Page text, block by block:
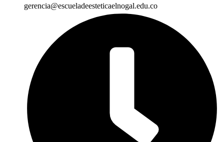
gerencia@escueladeesteticaelnogal.edu.co